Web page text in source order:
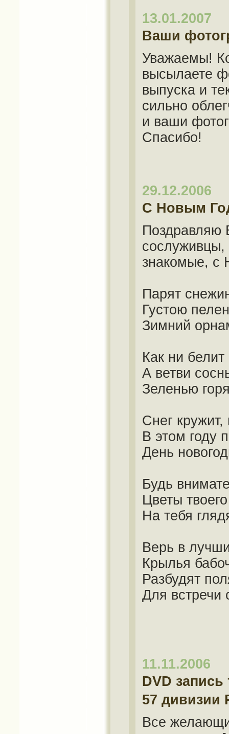
13.01.2007
Ваши
Уважаемы!
высылаете
выпуска и
сильно
и ваши
Спасибо!
29.12.2006
С Новым
Поздравляю
сослуживцы,
знакомые, с
Парят
Густою
Зимний
Как ни белит
А ветви
Зеленью
Снег кружит,
В этом году
День
Будь
Цветы
На тебя
Верь в
Крылья
Разбудят
Для встречи
11.11.2006
DVD
57 дивизии
Все